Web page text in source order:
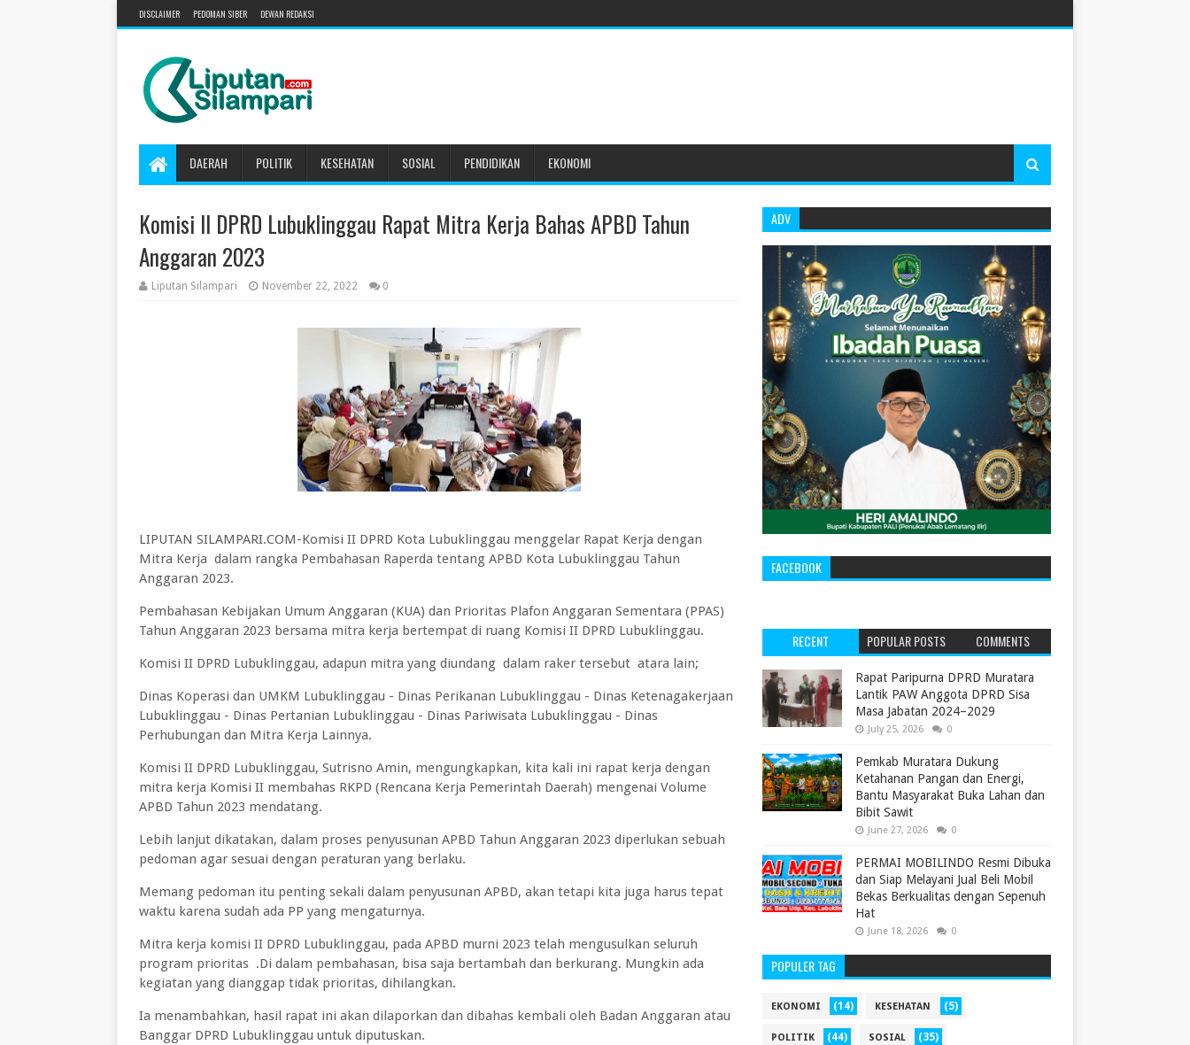
DISCLAIMER PEDOMAN SIBER DEWAN REDAKSI
DAERAH POLITIK KESEHATAN SOSIAL PENDIDIKAN EKONOMI
Komisi II DPRD Lubuklinggau Rapat Mitra Kerja Bahas APBD Tahun
Anggaran 2023
Liputan Silampari November 22, 2022 0
LIPUTAN SILAMPARI.COM-Komisi II DPRD Kota Lubuklinggau menggelar Rapat Kerja dengan
Mitra Kerja dalam rangka Pembahasan Raperda tentang APBD Kota Lubuklinggau Tahun
Anggaran 2023.
Pembahasan Kebijakan Umum Anggaran (KUA) dan Prioritas Plafon Anggaran Sementara (PPAS)
Tahun Anggaran 2023 bersama mitra kerja bertempat di ruang Komisi II DPRD Lubuklinggau.
Komisi II DPRD Lubuklinggau, adapun mitra yang diundang dalam raker tersebut atara lain;
Dinas Koperasi dan UMKM Lubuklinggau - Dinas Perikanan Lubuklinggau - Dinas Ketenagakerjaan
Lubuklinggau - Dinas Pertanian Lubuklinggau - Dinas Pariwisata Lubuklinggau - Dinas
Perhubungan dan Mitra Kerja Lainnya.
Komisi II DPRD Lubuklinggau, Sutrisno Amin, mengungkapkan, kita kali ini rapat kerja dengan
mitra kerja Komisi II membahas RKPD (Rencana Kerja Pemerintah Daerah) mengenai Volume
APBD Tahun 2023 mendatang.
Lebih lanjut dikatakan, dalam proses penyusunan APBD Tahun Anggaran 2023 diperlukan sebuah
pedoman agar sesuai dengan peraturan yang berlaku.
Memang pedoman itu penting sekali dalam penyusunan APBD, akan tetapi kita juga harus tepat
waktu karena sudah ada PP yang mengaturnya.
Mitra kerja komisi II DPRD Lubuklinggau, pada APBD murni 2023 telah mengusulkan seluruh
program prioritas .Di dalam pembahasan, bisa saja bertambah dan berkurang. Mungkin ada
kegiatan yang dianggap tidak prioritas, dihilangkan.
Ia menambahkan, hasil rapat ini akan dilaporkan dan dibahas kembali oleh Badan Anggaran atau
Banggar DPRD Lubuklinggau untuk diputuskan.
ADV
FACEBOOK
RECENT POPULAR POSTS COMMENTS
‎Rapat Paripurna DPRD Muratara
Lantik PAW Anggota DPRD Sisa
Masa Jabatan 2024–2029 ‎
July 25, 2026 0
Pemkab Muratara Dukung
Ketahanan Pangan dan Energi,
Bantu Masyarakat Buka Lahan dan
Bibit Sawit
June 27, 2026 0
PERMAI MOBILINDO Resmi Dibuka
dan Siap Melayani Jual Beli Mobil
Bekas Berkualitas dengan Sepenuh
Hat
June 18, 2026 0
POPULER TAG
EKONOMI (14) KESEHATAN (5)
POLITIK (44) SOSIAL (35)